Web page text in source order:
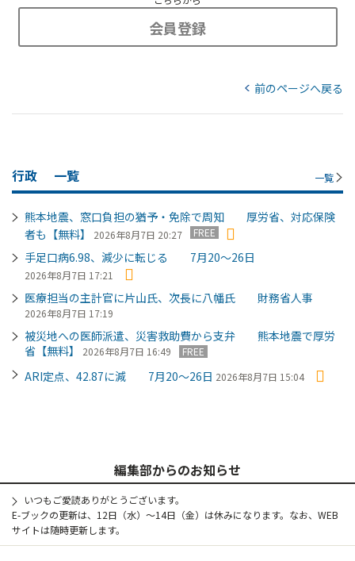
会員登録
前のページへ戻る
行政 一覧 一覧
熊本地震、窓口負担の猶予・免除で周知 厚労省、対応保険
者も【無料】
2026年8月7日 20:27 FREE
手足口病6.98、減少に転じる 7月20～26日
2026年8月7日 17:21
医療担当の主計官に片山氏、次長に八幡氏 財務省人事
2026年8月7日 17:19
被災地への医師派遣、災害救助費から支弁 熊本地震で厚労
省【無料】
2026年8月7日 16:49 FREE
ARI定点、42.87に減 7月20～26日 2026年8月7日 15:04
編集部からのお知らせ
いつもご愛読ありがとうございます。
E-ブックの更新は、12日（水）～14日（金）は休みになります。なお、WEB
サイトは随時更新します。